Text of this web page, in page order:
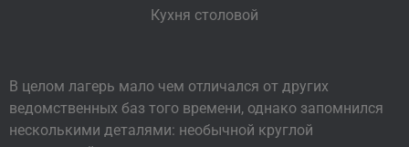
Кухня столовой
В целом лагерь мало чем отличался от других
ведомственных баз того времени, однако запомнился
несколькими деталями: необычной круглой